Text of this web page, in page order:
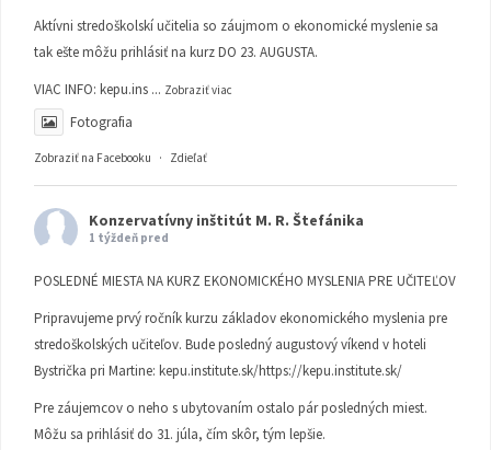
Aktívni stredoškolskí učitelia so záujmom o ekonomické myslenie sa
tak ešte môžu prihlásiť na kurz DO 23. AUGUSTA.
VIAC INFO: kepu.ins ... Zobraziť viac
Fotografia
Zobraziť na Facebooku · Zdieľať
Konzervatívny inštitút M. R. Štefánika
1 týždeň pred
POSLEDNÉ MIESTA NA KURZ EKONOMICKÉHO MYSLENIA PRE UČITEĽOV
Pripravujeme prvý ročník kurzu základov ekonomického myslenia pre
stredoškolských učiteľov. Bude posledný augustový víkend v hoteli
Bystrička pri Martine: kepu.institute.sk/https://kepu.institute.sk/
Pre záujemcov o neho s ubytovaním ostalo pár posledných miest.
Môžu sa prihlásiť do 31. júla, čím skôr, tým lepšie.